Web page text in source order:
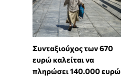
Συνταξιούχος των 670
ευρώ καλείται να
πληρώσει 140.000 ευρώ